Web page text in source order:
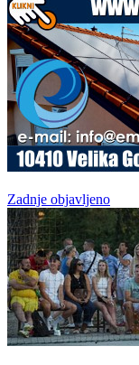
Zadnje objavljeno